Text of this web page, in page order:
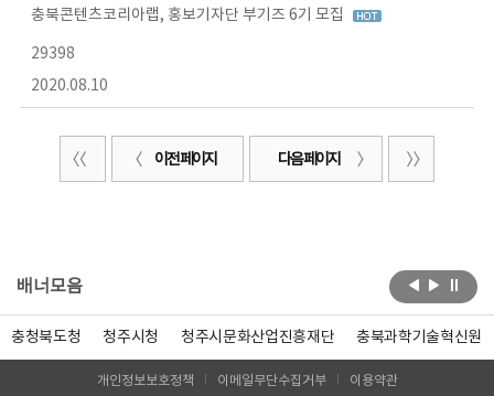
충북콘텐츠코리아랩, 홍보기자단 부기즈 6기 모집
29398
2020.08.10
이전 페이지 다음 페이지
배너모음
충청북도청 청주시청 청주시문화산업진흥재단 충북과학기술혁신원
개인정보보호정책 이메일무단수집거부 이용약관